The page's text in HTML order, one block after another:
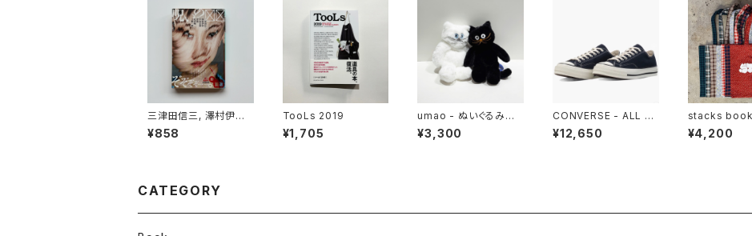
三津田信三, 澤村伊智,
芦花公園, 背筋, 北沢
陶, 上條一輝 - 呪いの
¥858
TooLs 2019
¥1,705
umao - ぬいぐるみ
ねこ
¥3,300
CONVERSE - ALL ST
AR LGCY OX (DARK
NAVY)
¥12,650
stacks
sectuno
c Tote bag
¥4,200
CATEGORY